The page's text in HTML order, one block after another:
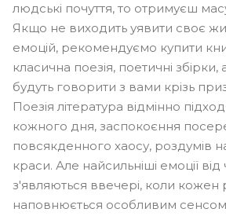
людські почуття, то отримуєш
Якщо не виходить уявити своє
емоцій, рекомендуємо купити
класична поезія, поетичні
будуть говорити з вами крізь
Поезія література відмінно
кожного дня, заспокоєння
повсякденного хаосу, роздумів
краси. Але найсильніші емоції від
з'являються ввечері, коли кожен
наповнюється особливим сенсом